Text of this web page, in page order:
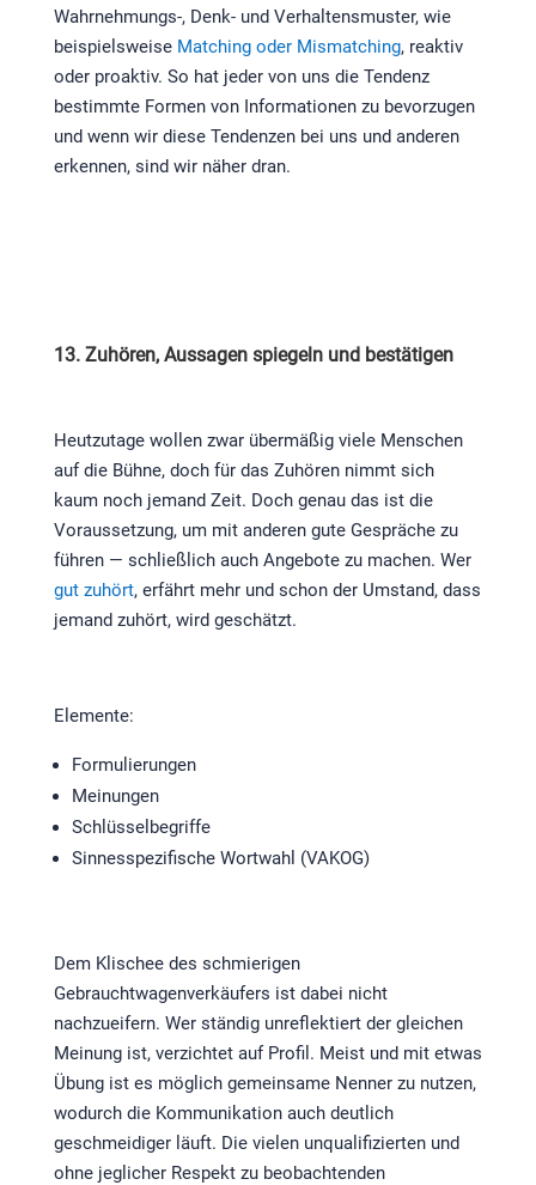
Wahrnehmungs-, Denk- und Verhaltensmuster, wie
beispielsweise Matching oder Mismatching, reaktiv
oder proaktiv. So hat jeder von uns die Tendenz
bestimmte Formen von Informationen zu bevorzugen
und wenn wir diese Tendenzen bei uns und anderen
erkennen, sind wir näher dran.
13. Zuhören, Aussagen spiegeln und bestätigen
Heutzutage wollen zwar übermäßig viele Menschen
auf die Bühne, doch für das Zuhören nimmt sich
kaum noch jemand Zeit. Doch genau das ist die
Voraussetzung, um mit anderen gute Gespräche zu
führen — schließlich auch Angebote zu machen. Wer
gut zuhört, erfährt mehr und schon der Umstand, dass
jemand zuhört, wird geschätzt.
Elemente:
Formulierungen
Meinungen
Schlüsselbegriffe
Sinnesspezifische Wortwahl (VAKOG)
Dem Klischee des schmierigen
Gebrauchtwagenverkäufers ist dabei nicht
nachzueifern. Wer ständig unreflektiert der gleichen
Meinung ist, verzichtet auf Profil. Meist und mit etwas
Übung ist es möglich gemeinsame Nenner zu nutzen,
wodurch die Kommunikation auch deutlich
geschmeidiger läuft. Die vielen unqualifizierten und
ohne jeglicher Respekt zu beobachtenden